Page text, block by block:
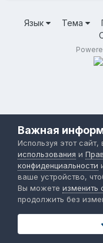
Язык Тема
Важная
Используя этот
использования и
конфиденциальности
ваше устройство,
Вы можете изменить
продолжить без